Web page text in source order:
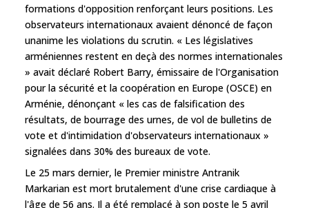
formations d'opposition renforçant leurs positions. Les
observateurs internationaux avaient dénoncé de façon
unanime les violations du scrutin. « Les législatives
arméniennes restent en deçà des normes internationales
» avait déclaré Robert Barry, émissaire de l'Organisation
pour la sécurité et la coopération en Europe (OSCE) en
Arménie, dénonçant « les cas de falsification des
résultats, de bourrage des urnes, de vol de bulletins de
vote et d'intimidation d'observateurs internationaux »
signalées dans 30% des bureaux de vote.
Le 25 mars dernier, le Premier ministre Antranik
Markarian est mort brutalement d'une crise cardiaque à
l'âge de 56 ans. Il a été remplacé à son poste le 5 avril